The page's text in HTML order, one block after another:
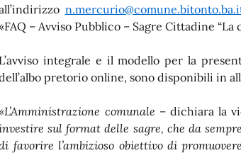
– Avviso Pubblico – Sagre Cittadine
L’avviso integrale e il modello per la
pretorio online, sono disponibili in
comunale – dichiara la
sul format delle sagre, che da
favorire l’ambizioso obiettivo di